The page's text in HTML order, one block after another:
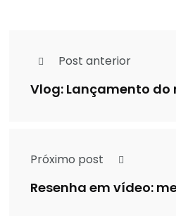
Post anterior
Vlog: Lançamento do
Próximo post
Resenha em vídeo: